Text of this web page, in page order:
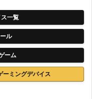
一覧
ル
ーム
ーミングデバイス